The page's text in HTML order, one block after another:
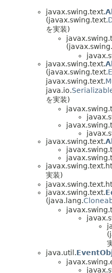
javax.swing.text.
(javax.swing.text.
を実装)
javax.swing.text.
(javax.swing.text.
javax.swing.text.
java.io.
を実装)
javax.swing.text.
実装)
javax.swing.text.
(java.lang.
java.util.